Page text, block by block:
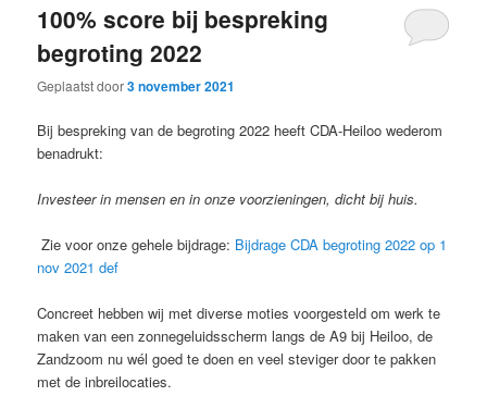
100% score bij bespreking
begroting 2022
Geplaatst door3 november 2021
Bij bespreking van de begroting 2022 heeft CDA-Heiloo wederom
benadrukt:
Investeer in mensen en in onze voorzieningen, dicht bij huis.
Zie voor onze gehele bijdrage: Bijdrage CDA begroting 2022 op 1
nov 2021 def
Concreet hebben wij met diverse moties voorgesteld om werk te
maken van een zonnegeluidsscherm langs de A9 bij Heiloo, de
Zandzoom nu wél goed te doen en veel steviger door te pakken
met de inbreilocaties.